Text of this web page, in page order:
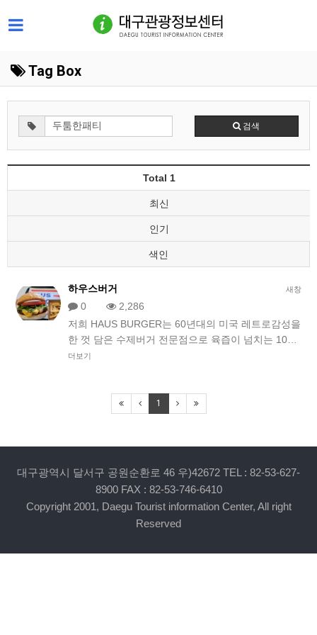
Tag Box
검색
Total 1
최신
인기
색인
새창
하우스버거
0
2,286
저희 HAUS BURGER는 60년대의 미국 레트로감성을
한 껏 담은 수제버거 전문점으로 육즙이 넘치는 10…
더보기
1
대구광역시 달서구 공원순환로 46 우)42672 TEL : 82-53-627-
8900 FAX : 82-53-746-6410
Copyright 2001, Daegu Tourist information Center, All right
Reserved